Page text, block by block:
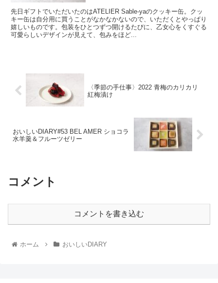
先日ギフトでいただいたのはATELIER Sable-yaのクッキー缶。クッ
キー缶は自分用に買うことがなかなかないので、いただくとやっぱり
嬉しいものです。包装をひとつずつ開けるたびに、乙女心をくすぐる
可愛らしいデザインが見えて、包みをほど...
〈季節の手仕事〉2022 青梅のカリカリ
紅梅漬け
おいしいDIARY#53 BEL AMER ショコラ
水羊羹＆フルーツゼリー
コメント
コメントを書き込む
ホーム おいしいDIARY